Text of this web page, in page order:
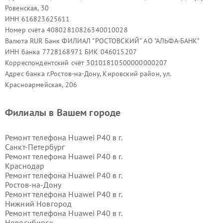
Ровенская, 30
ИНН 616823625611
Номер счёта 40802810826340010028
Валюта RUR Банк ФИЛИАЛ "РОСТОВСКИЙ" АО "АЛЬФА-БАНК"
ИНН банка 7728168971 БИК 046015207
Корреспондентский счёт 30101810500000000207
Адрес банка г.Ростов-на-Дону, Кировский район, ул.
Красноармейская, 206
Филиалы в Вашем городе
Ремонт телефона Huawei P40 в г.
Санкт-Петербург
Ремонт телефона Huawei P40 в г.
Краснодар
Ремонт телефона Huawei P40 в г.
Ростов-на-Дону
Ремонт телефона Huawei P40 в г.
Нижний Новгород
Ремонт телефона Huawei P40 в г.